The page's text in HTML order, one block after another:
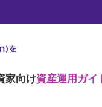
家向け資産運用ガイ